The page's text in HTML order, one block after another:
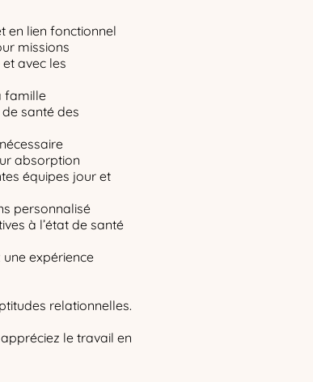
en lien fonctionnel
missions
avec les
famille
santé des
absorption
équipes jour et
personnalisé
à l’état de santé
expérience
relationnelles.
le travail en